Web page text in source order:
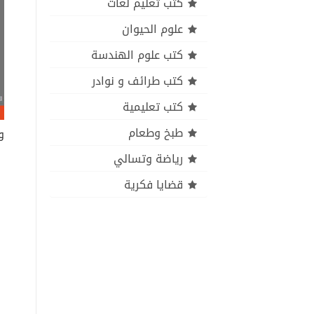
علوم الحيوان
كتب علوم الهندسة
كتب طرائف و نوادر
كتب تعليمية
طبخ وطعام
رياضة وتسالي
قضايا فكرية